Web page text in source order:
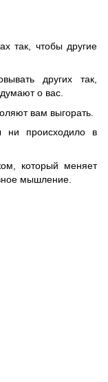
так, чтобы другие
других так,
о вас.
вам выгорать.
ни происходило в
который меняет
мышление.